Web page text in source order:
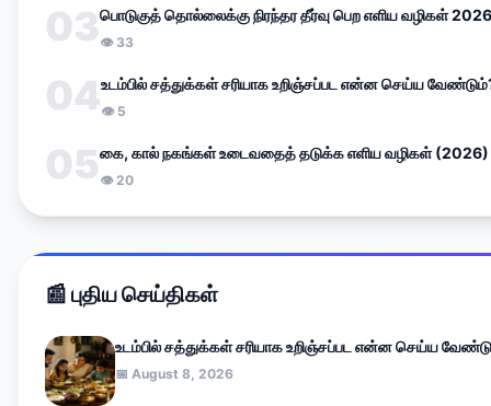
03பொடுகுத் தொல்லைக்கு நிரந்தர தீர்வு பெற எளிய வழிகள் 2026
👁 33
04உடம்பில் சத்துக்கள் சரியாக உறிஞ்சப்பட என்ன செய்ய
👁 5
05கை, கால் நகங்கள் உடைவதைத் தடுக்க எளிய வழிகள் (2026)
👁 20
📰 புதிய செய்திகள்
உடம்பில் சத்துக்கள் சரியாக உறிஞ்சப்பட என்ன செய்ய
📅 August 8, 2026